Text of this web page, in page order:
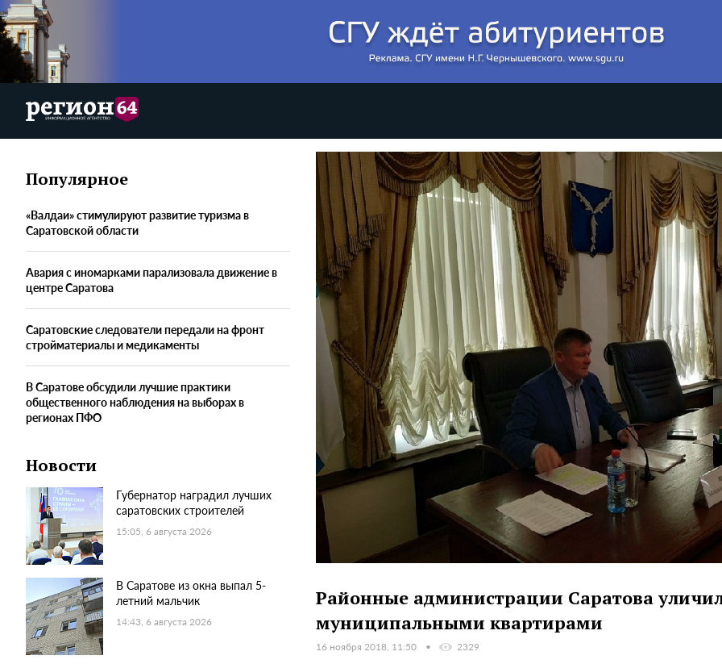
Популярное
«Валдаи» стимулируют развитие туризма в
Саратовской области
Авария с иномарками парализовала движение в
центре Саратова
Саратовские следователи передали на фронт
стройматериалы и медикаменты
В Саратове обсудили лучшие практики
общественного наблюдения на выборах в
регионах ПФО
Новости
Губернатор наградил лучших
саратовских строителей
15:05, 6 августа 2026
В Саратове из окна выпал 5-
летний мальчик
14:43, 6 августа 2026
Районные администрации Саратова
муниципальными квартирами
16 ноября 2018, 11:50 2329